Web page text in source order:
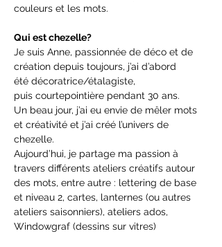
couleurs et les mots.
Qui est chezelle?
Je suis Anne, passionnée de déco et de
création depuis toujours, j’ai d’abord
été décoratrice/étalagiste,
puis courtepointière pendant 30 ans.
Un beau jour, j’ai eu envie de mêler mots
et créativité et j’ai créé l’univers de
chezelle.
Aujourd’hui, je partage ma passion à
travers différents ateliers créatifs autour
des mots, entre autre : lettering de base
et niveau 2, cartes, lanternes (ou autres
ateliers saisonniers), ateliers ados,
Windowgraf (dessins sur vitres)